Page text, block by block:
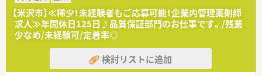
後調査)、DI業務(医薬品情報管理)をお任せいたします。
■社内試験に通過することで正社員としてもご勤務可能です。
■未経験OK！企業経験は不問ですが、業務上では簡単なPC入力
がありますので、word・Excel等の操作が可能な方お待ちしてお
ります。
【米沢市】≪稀少！未経験者もご応募可能！企業内管理薬剤師
求人≫年間休日125日♪品質保証部門のお仕事です。/残業
少なめ/未経験可/定着率◎
検討リストに追加